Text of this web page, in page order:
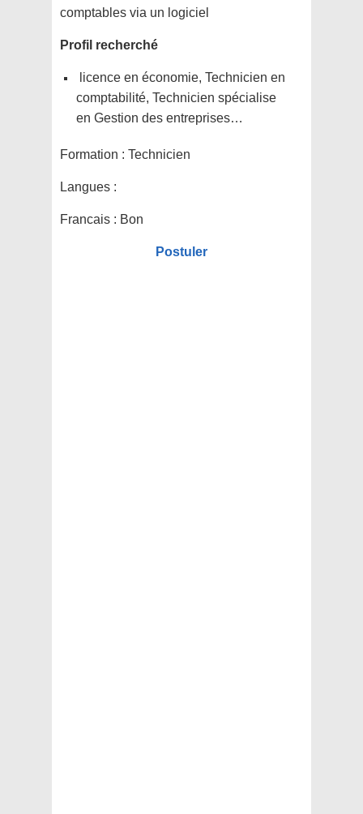
comptables via un logiciel
Profil recherché
licence en économie, Technicien en
comptabilité, Technicien spécialise
en Gestion des entreprises…
Formation : Technicien
Langues :
Francais : Bon
Postuler